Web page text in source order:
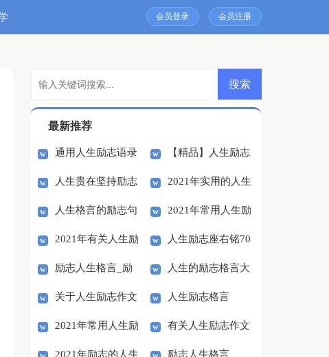
会员登录 会员注册
最新推荐
通用人生励志语录
汇总58句
【精品】人生励志
作文合集八篇
人生贵在坚持励志
的国旗下讲话稿
2021年实用的人生
励志语录集锦55条
人生格言的励志句
子
2021年常用人生励
志语录汇总55条
2021年有关人生励
志语录38条
人生励志座右铭70
句
励志人生格言_励
志名言
人生的励志格言大
全
关于人生励志作文
汇总10篇
人生励志格言
2021年常用人生励 有关人生励志作文
2021年励志的人生 励志人生格言